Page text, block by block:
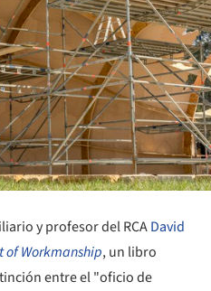
y profesor del RCADavid
of Workmanship, un libro
entre el "oficio de